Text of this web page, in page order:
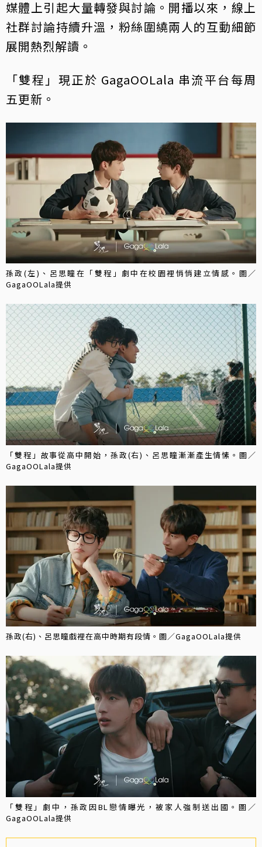
媒體上引起大量轉發與討論。開播以來，線上
社群討論持續升溫，粉絲圍繞兩人的互動細節
展開熱烈解讀。
「雙程」現正於 GagaOOLala 串流平台每周
五更新。
孫政(左)、呂思瞳在「雙程」劇中在校園裡悄悄建立情感。圖／
GagaOOLala提供
「雙程」故事從高中開始，孫政(右)、呂思瞳漸漸產生情愫。圖／
GagaOOLala提供
孫政(右)、呂思瞳戲裡在高中時期有段情。圖／GagaOOLala提供
「雙程」劇中，孫政因BL戀情曝光，被家人強制送出國。圖／
GagaOOLala提供